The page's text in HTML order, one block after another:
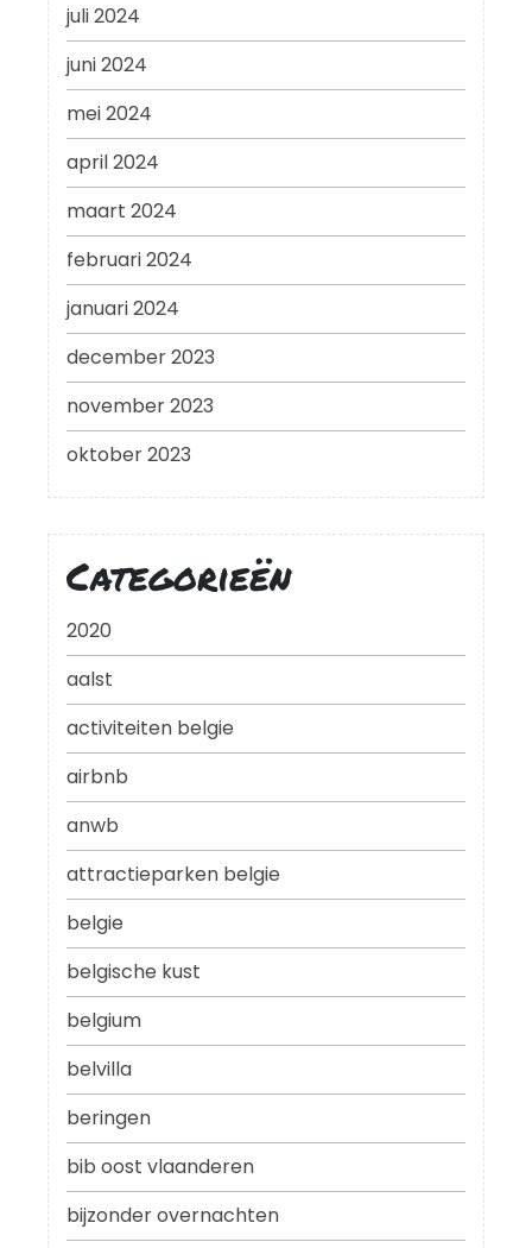
juli 2024
juni 2024
mei 2024
april 2024
maart 2024
februari 2024
januari 2024
december 2023
november 2023
oktober 2023
Categorieën
2020
aalst
activiteiten belgie
airbnb
anwb
attractieparken belgie
belgie
belgische kust
belgium
belvilla
beringen
bib oost vlaanderen
bijzonder overnachten